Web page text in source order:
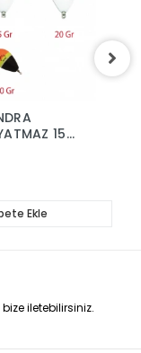
15
Ekle
iletebilirsiniz.